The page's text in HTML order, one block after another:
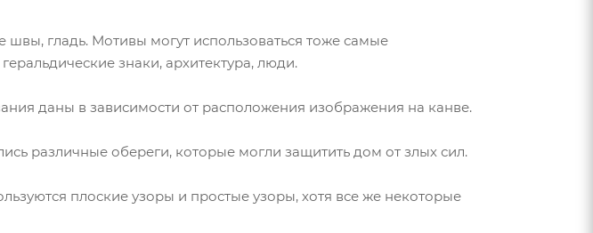
гладь. Мотивы могут использоваться тоже самые
знаки, архитектура, люди.
даны в зависимости от расположения изображения на канве.
различные обереги, которые могли защитить дом от злых сил.
плоские узоры и простые узоры, хотя все же некоторые